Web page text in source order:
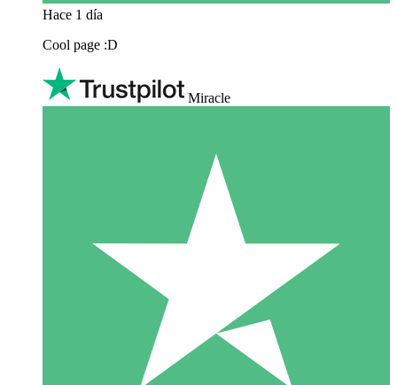
Hace 1 día
Cool page :D
Miracle